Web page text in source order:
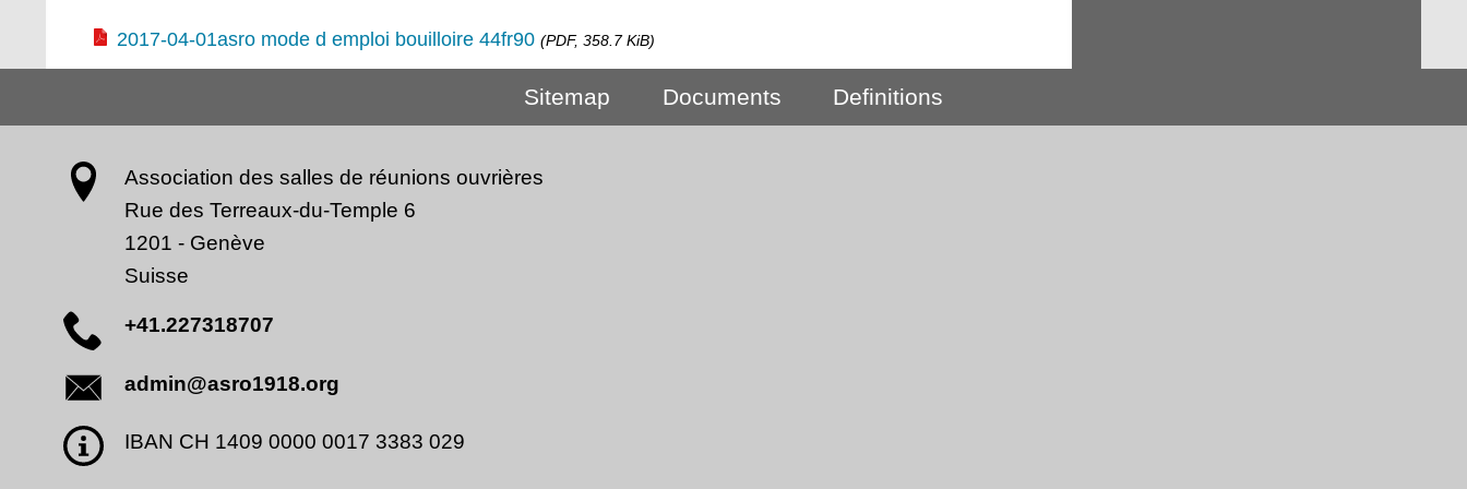
2017-04-01asro mode d emploi bouilloire 44fr90 (PDF, 358.7 KiB)
Sitemap Documents Definitions
Association des salles de réunions ouvrières
Rue des Terreaux-du-Temple 6
1201 - Genève
Suisse
+41.227318707
admin@asro1918.org
IBAN CH 1409 0000 0017 3383 029